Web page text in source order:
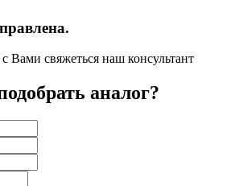
Вами свяжеться наш консультант
аналог?